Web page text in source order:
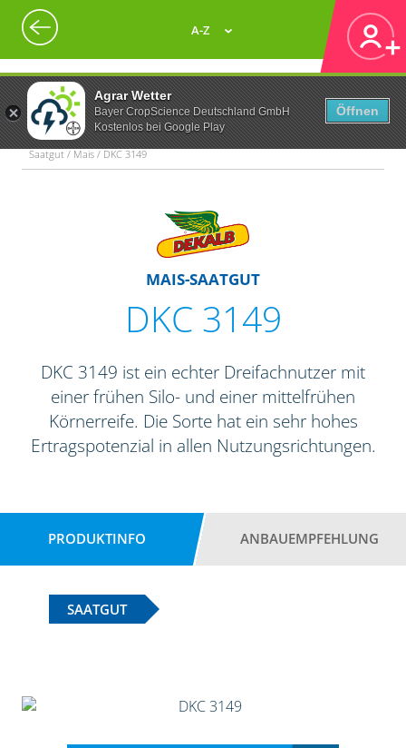
Agrar Wetter
Bayer CropScience Deutschland GmbH
Kostenlos bei Google Play
Öffnen
A-Z
Saatgut / Mais / DKC 3149
MAIS-SAATGUT
DKC 3149
DKC 3149 ist ein echter Dreifachnutzer mit
einer frühen Silo- und einer mittelfrühen
Körnerreife. Die Sorte hat ein sehr hohes
Ertragspotenzial in allen Nutzungsrichtungen.
PRODUKTINFO ANBAUEMPFEHLUNG
SAATGUT